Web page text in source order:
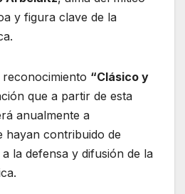
y figura clave de la
“Clásico y
que a partir de esta
anualmente a
hayan contribuido de
la defensa y difusión de la